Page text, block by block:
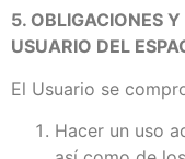
5. OBLIGACIONES
USUARIO DEL
El Usuario se
Hacer un uso